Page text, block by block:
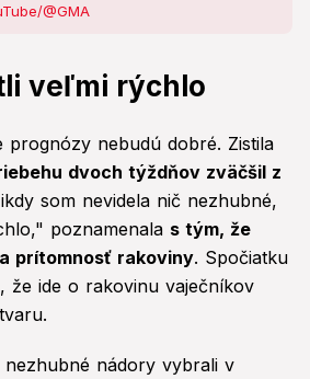
@GMA
veľmi rýchlo
prognózy nebudú dobré. Zistila
dvoch týždňov zväčšil z
som nevidela nič nezhubné,
poznamenala s tým, že
prítomnosť rakoviny. Spočiatku
že ide o rakovinu vaječníkov
nádory vybrali v